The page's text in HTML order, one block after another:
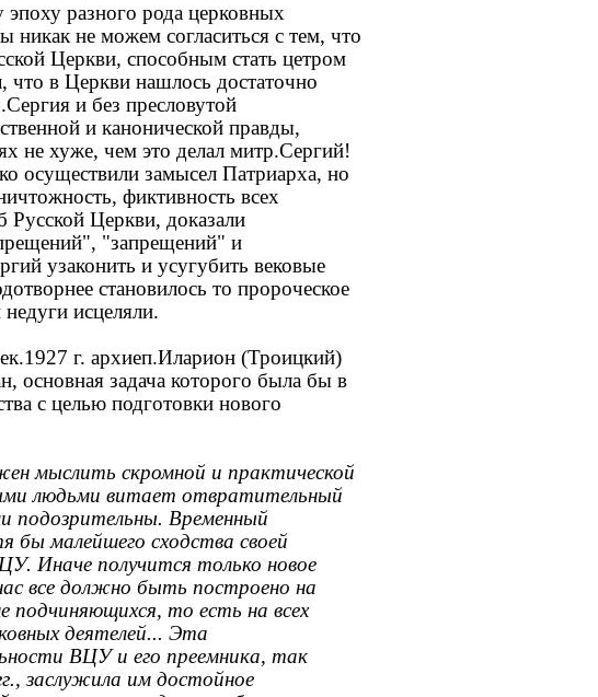
разного рода церковных
никак не можем согласиться с тем, что
Церкви, способным стать цетром
что в Церкви нашлось достаточно
и без пресловутой
и канонической правды,
не хуже, чем это делал митр.Сергий!
осуществили замысел Патриарха, но
фиктивность всех
Русской Церкви, доказали
"запрещений" и
узаконить и усугубить вековые
становилось то пророческое
исцеляли.
г. архиеп.Иларион (Троицкий)
основная задача которого была бы в
с целью подготовки нового
мыслить скромной и практической
людьми витает отвратительный
подозрительны. Временный
бы малейшего сходства своей
Иначе получитcя только новое
все должно быть построено на
подчиняющихся, то есть на всех
деятелей... Эта
ВЦУ и его преемника, так
заслужила им достойное